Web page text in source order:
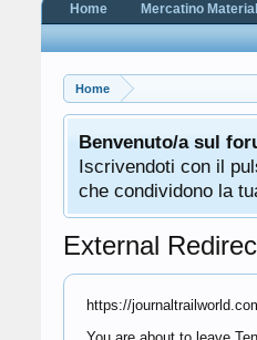
Home
Benvenuto/a sul
Iscrivendoti con il
che condividono la
External
https://
Home Mercatino